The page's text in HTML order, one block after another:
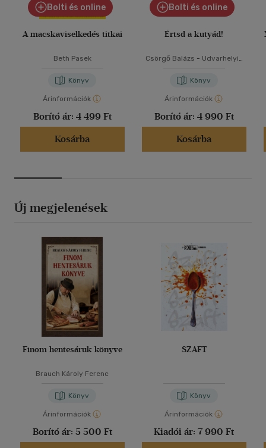
Bolti és online
A macskaviselkedés titkai
Beth Pasek
Könyv
Árinformációk
Borító ár: 4 499 Ft
Kosárba
Bolti és online
Értsd a kutyád!
Csörgő Balázs - Udvarhelyi-
Könyv
Árinformációk
Borító ár: 4 990 Ft
Kosárba
Új megjelenések
Finom hentesáruk könyve
Brauch Károly Ferenc
Könyv
Árinformációk
Borító ár: 5 500 Ft
SZAFT
Könyv
Árinformációk
Kiadói ár: 7 990 Ft